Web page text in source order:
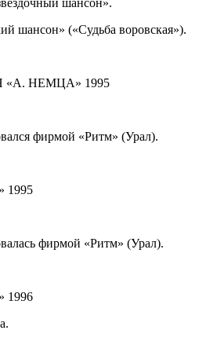
шансон» («Судьба воровская»).
«А. НЕМЦА» 1995
фирмой «Ритм» (Урал).
1995
фирмой «Ритм» (Урал).
1996